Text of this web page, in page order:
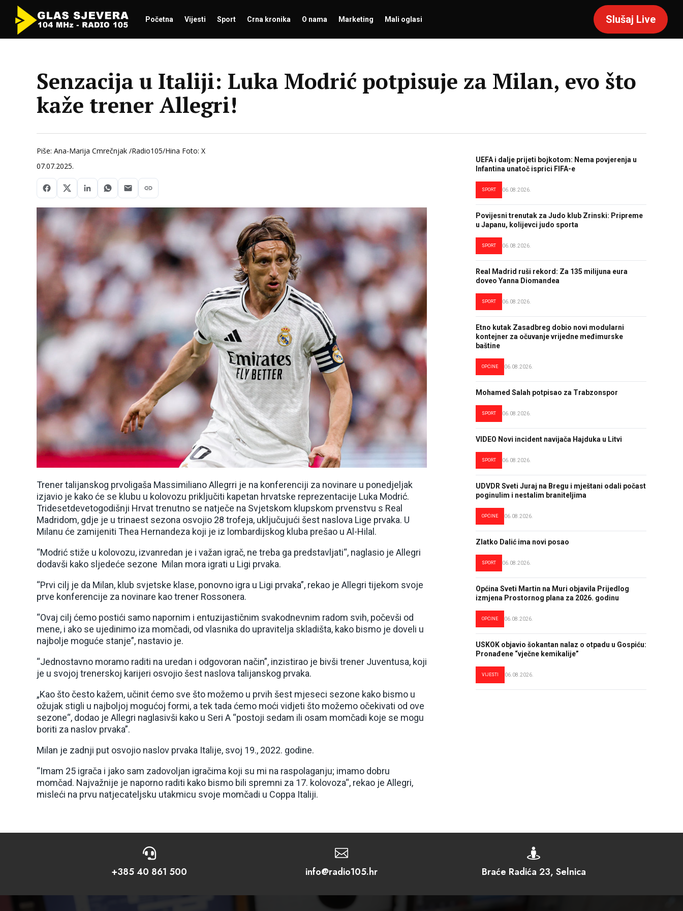
Početna Vijesti Sport Crna kronika O nama Marketing Mali oglasi Slušaj Live
Senzacija u Italiji: Luka Modrić potpisuje za Milan, evo što
kaže trener Allegri!
Piše: Ana-Marija Cmrečnjak /Radio105/Hina Foto: X
07.07.2025.
Trener talijanskog prvoligaša Massimiliano Allegrri je na konferenciji za novinare u ponedjeljak
izjavio je kako će se klubu u kolovozu priključiti kapetan hrvatske reprezentacije Luka Modrić.
Tridesetdevetogodišnji Hrvat trenutno se natječe na Svjetskom klupskom prvenstvu s Real
Madridom, gdje je u trinaest sezona osvojio 28 trofeja, uključujući šest naslova Lige prvaka. U
Milanu će zamijeniti Thea Hernandeza koji je iz lombardijskog kluba prešao u Al-Hilal.
“Modrić stiže u kolovozu, izvanredan je i važan igrač, ne treba ga predstavljati“, naglasio je Allegri
dodavši kako sljedeće sezone Milan mora igrati u Ligi prvaka.
“Prvi cilj je da Milan, klub svjetske klase, ponovno igra u Ligi prvaka”, rekao je Allegri tijekom svoje
prve konferencije za novinare kao trener Rossonera.
“Ovaj cilj ćemo postići samo napornim i entuzijastičnim svakodnevnim radom svih, počevši od
mene, i ako se ujedinimo iza momčadi, od vlasnika do upravitelja skladišta, kako bismo je doveli u
najbolje moguće stanje”, nastavio je.
“Jednostavno moramo raditi na uredan i odgovoran način”, inzistirao je bivši trener Juventusa, koji
je u svojoj trenerskoj karijeri osvojio šest naslova talijanskog prvaka.
„Kao što često kažem, učinit ćemo sve što možemo u prvih šest mjeseci sezone kako bismo u
ožujak stigli u najboljoj mogućoj formi, a tek tada ćemo moći vidjeti što možemo očekivati ​​od ove
sezone“, dodao je Allegri naglasivši kako u Seri A “postoji sedam ili osam momčadi koje se mogu
boriti za naslov prvaka”.
Milan je zadnji put osvojio naslov prvaka Italije, svoj 19., 2022. godine.
“Imam 25 igrača i jako sam zadovoljan igračima koji su mi na raspolaganju; imamo dobru
momčad. Najvažnije je naporno raditi kako bismo bili spremni za 17. kolovoza“, rekao je Allegri,
misleći na prvu natjecateljsku utakmicu svoje momčadi u Coppa Italiji.
UEFA i dalje prijeti bojkotom: Nema povjerenja u
Infantina unatoč isprici FIFA-e
SPORT 06.08.2026.
Povijesni trenutak za Judo klub Zrinski: Pripreme
u Japanu, kolijevci judo sporta
SPORT 06.08.2026.
Real Madrid ruši rekord: Za 135 milijuna eura
doveo Yanna Diomandea
SPORT 06.08.2026.
Etno kutak Zasadbreg dobio novi modularni
kontejner za očuvanje vrijedne međimurske
baštine
OPĆINE 06.08.2026.
Mohamed Salah potpisao za Trabzonspor
SPORT 06.08.2026.
VIDEO Novi incident navijača Hajduka u Litvi
SPORT 06.08.2026.
UDVDR Sveti Juraj na Bregu i mještani odali počast
poginulim i nestalim braniteljima
OPĆINE 06.08.2026.
Zlatko Dalić ima novi posao
SPORT 06.08.2026.
Općina Sveti Martin na Muri objavila Prijedlog
izmjena Prostornog plana za 2026. godinu
OPĆINE 06.08.2026.
USKOK objavio šokantan nalaz o otpadu u Gospiću:
Pronađene “vječne kemikalije”
VIJESTI 06.08.2026.

+385 40 861 500

info@radio105.hr

Braće Radića 23, Selnica